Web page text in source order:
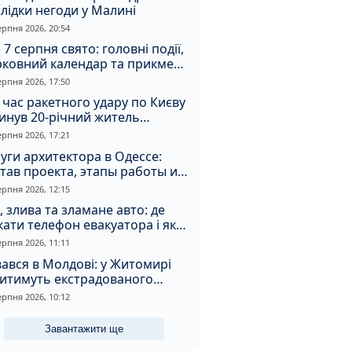
негоди у Малині
2026, 20:54
серпня свято: головні події,
календар та прикмети
2026, 17:50
час ракетного удару по Києву
20-річний житель
2026, 17:21
архитектора в Одессе:
проекта, этапы работы и
2026, 12:15
злива та зламане авто: де
телефон евакуатора і як
на аферистів
2026, 11:11
в Молдові: у Житомирі
екстрадованого
за сурогатний спирт і
грошей
2026, 10:12
Завантажити ще